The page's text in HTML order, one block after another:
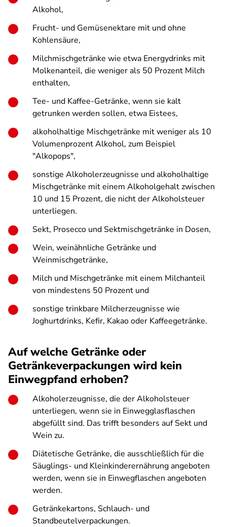
Alkohol,
Frucht- und Gemüsenektare mit und ohne
Kohlensäure,
Milchmischgetränke wie etwa Energydrinks mit
Molkenanteil, die weniger als 50 Prozent Milch
enthalten,
Tee- und Kaffee-Getränke, wenn sie kalt
getrunken werden sollen, etwa Eistees,
alkoholhaltige Mischgetränke mit weniger als 10
Volumenprozent Alkohol, zum Beispiel
"Alkopops",
sonstige Alkoholerzeugnisse und alkoholhaltige
Mischgetränke mit einem Alkoholgehalt zwischen
10 und 15 Prozent, die nicht der Alkoholsteuer
unterliegen.
Sekt, Prosecco und Sektmischgetränke in Dosen,
Wein, weinähnliche Getränke und
Weinmischgetränke,
Milch und Mischgetränke mit einem Milchanteil
von mindestens 50 Prozent und
sonstige trinkbare Milcherzeugnisse wie
Joghurtdrinks, Kefir, Kakao oder Kaffeegetränke.
Auf welche Getränke oder
Getränkeverpackungen wird kein
Einwegpfand erhoben?
Alkoholerzeugnisse, die der Alkoholsteuer
unterliegen, wenn sie in Einwegglasflaschen
abgefüllt sind. Das trifft besonders auf Sekt und
Wein zu.
Diätetische Getränke, die ausschließlich für die
Säuglings- und Kleinkinderernährung angeboten
werden, wenn sie in Einwegflaschen angeboten
werden.
Getränkekartons, Schlauch- und
Standbeutelverpackungen.